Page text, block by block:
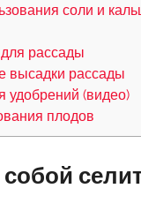
соли и
рассады
высадки рассады
(видео)
плодов